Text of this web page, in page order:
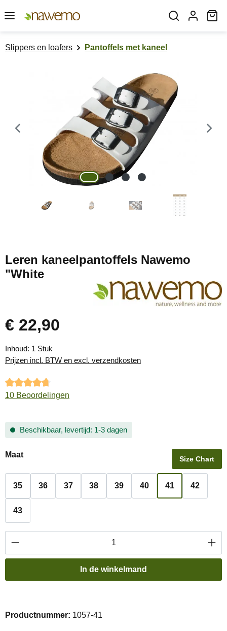
Ga naar de hoofdinhoud
Slippers en loafers Pantoffels met kaneel
Afbeeldingengalerij overslaan
Leren kaneelpantoffels Nawemo
"White
Normale prijs:
€ 22,90
Inhoud: 1 Stuk
Prijzen incl. BTW en excl. verzendkosten
Gemiddelde waardering van 4.7 van 5 sterren
10 Beoordelingen
Beschikbaar, levertijd: 1-3 dagen
Selecteer
Maat Size Chart
35 36 37 38 39 40 41 42
43
Producthoeveelheid: Voer de gewenste
In de winkelmand
Productnummer: 1057-41